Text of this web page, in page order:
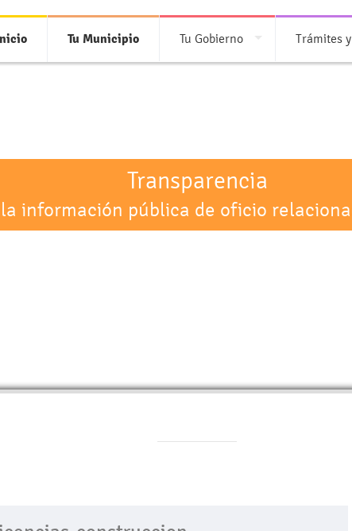
Tu Municipio Tu Gobierno Trámites
Transparencia
información pública de oficio